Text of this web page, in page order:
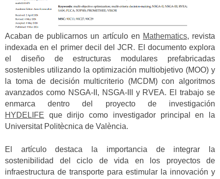
Acaban de publicarnos un artículo en Mathematics, revista
indexada en el primer decil del JCR. El documento explora
el diseño de estructuras modulares prefabricadas
sostenibles utilizando la optimización multiobjetivo (MOO) y
la toma de decisión multicriterio (MCDM) con algoritmos
avanzados como NSGA-II, NSGA-III y RVEA. El trabajo se
enmarca dentro del proyecto de investigación
HYDELIFE que dirijo como investigador principal en la
Universitat Politècnica de València.
El artículo destaca la importancia de integrar la
sostenibilidad del ciclo de vida en los proyectos de
infraestructura de transporte para estimular la innovación y